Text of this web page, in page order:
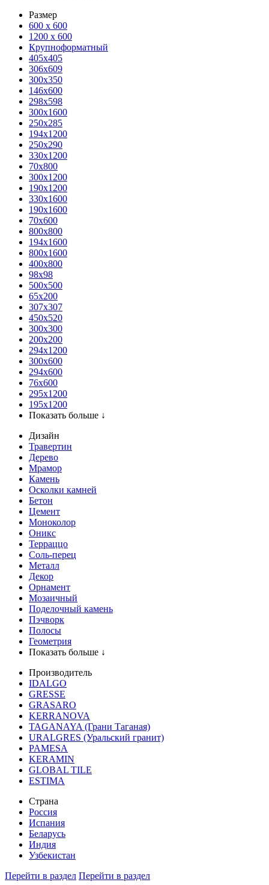
Размер
600 х 600
1200 х 600
Крупноформатный
405x405
306x609
300x350
146x600
298x598
300x1600
250x285
194x1200
250x290
330x1200
70x800
300x1200
190x1200
330x1600
190x1600
70x600
800x800
194x1600
800x1600
400х800
98x98
500x500
65x200
307x307
450x520
300x300
200x200
294x1200
300x600
294x600
76х600
295х1200
195х1200
Показать больше ↓
Дизайн
Травертин
Дерево
Мрамор
Камень
Осколки камней
Бетон
Цемент
Моноколор
Оникс
Терраццо
Соль-перец
Металл
Декор
Орнамент
Мозаичный
Поделочный камень
Пэчворк
Полосы
Геометрия
Показать больше ↓
Производитель
IDALGO
GRESSE
GRASARO
KERRANOVA
TAGANAYA (Грани Таганая)
URALGRES (Уральский гранит)
PAMESA
KERAMIN
GLOBAL TILE
ESTIMA
Страна
Россия
Испания
Беларусь
Индия
Узбекистан
Перейти в раздел Перейти в раздел